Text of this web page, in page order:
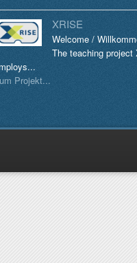
XRISE
Welcome /
The teaching project
Projekt...